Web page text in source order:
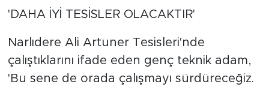
'DAHA İYİ TESİSLER OLACAKTIR'
Narlıdere Ali Artuner Tesisleri'nde
çalıştıklarını ifade eden genç teknik adam,
'Bu sene de orada çalışmayı sürdüreceğiz.